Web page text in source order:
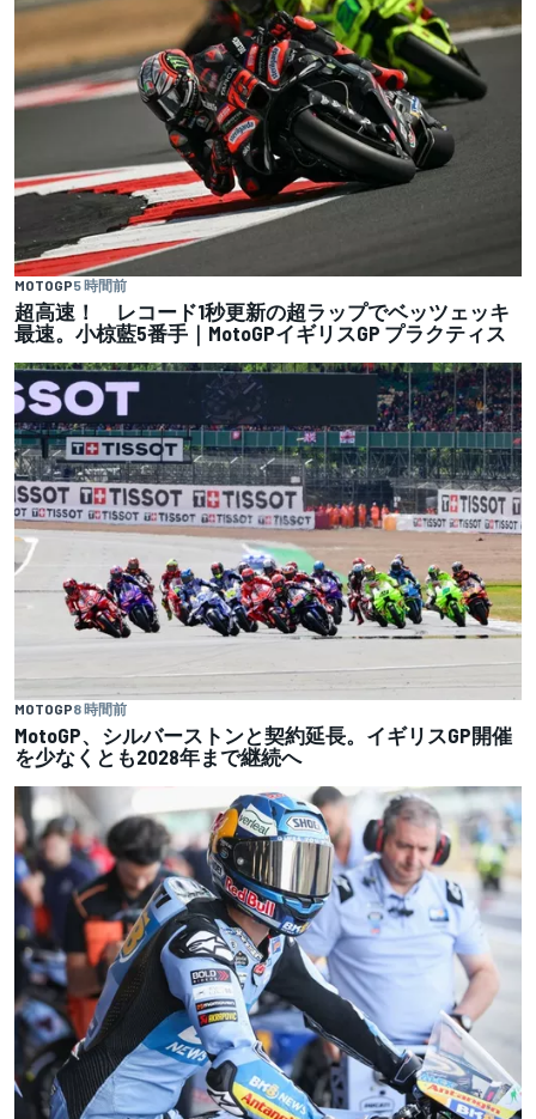
MOTOGP5 時間前
超高速！ レコード1秒更新の超ラップでベッツェッキ
最速。小椋藍5番手｜MotoGPイギリスGP プラクティス
MOTOGP8 時間前
MotoGP、シルバーストンと契約延長。イギリスGP開催
を少なくとも2028年まで継続へ